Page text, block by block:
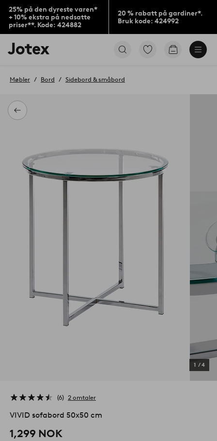
25% på den dyreste varen*
+ 10% ekstra på nedsatte
priser**. Kode: 424882
20 % rabatt på gardiner*.
Bruk kode: 424992
Jotex’
logo
til
Gå
Gå
Tilbake
Møbler Bord Sidebord & småbord
1 /4
6 2 omtaler
VIVID sofabord 50x50 cm
1,299 NOK